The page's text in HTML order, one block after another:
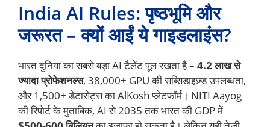
India AI Rules: पृष्ठभूमि और
जरूरत – क्यों आईं ये गाइडलाइंस?
भारत दुनिया का सबसे बड़ा AI टैलेंट पूल रखता है – 4.2 लाख से
ज्यादा प्रोफेशनल्स, 38,000+ GPU की सब्सिडाइज़्ड उपलब्धता,
और 1,500+ डेटासेट्स का AlKosh प्लेटफॉर्म। NITI Aayog
की रिपोर्ट के मुताबिक, AI से 2035 तक भारत की GDP में